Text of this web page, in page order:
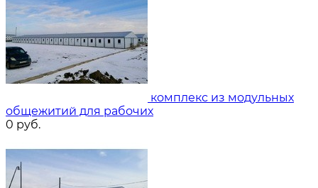
комплекс из модульных
общежитий для рабочих
0 руб.